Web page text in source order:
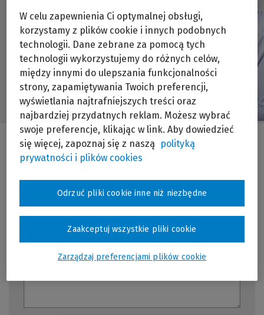
Temat
W celu zapewnienia Ci optymalnej obsługi,
korzystamy z plików cookie i innych podobnych
technologii. Dane zebrane za pomocą tych
technologii wykorzystujemy do różnych celów,
między innymi do ulepszania funkcjonalności
strony, zapamiętywania Twoich preferencji,
wyświetlania najtrafniejszych treści oraz
najbardziej przydatnych reklam. Możesz wybrać
swoje preferencje, klikając w link. Aby dowiedzieć
się więcej, zapoznaj się z naszą
polityką
prywatności i plików cookies
Zarządzaj preferencjami plików cookie
Odrzuć pliki cookie inne niż niezbędne
Zaakceptuj wszystkie pliki cookie